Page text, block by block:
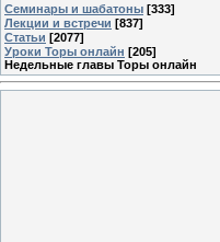
Семинары и шабатоны [333]
Лекции и встречи [837]
Статьи [2077]
Уроки Торы онлайн [205]
Недельные главы Торы онлайн